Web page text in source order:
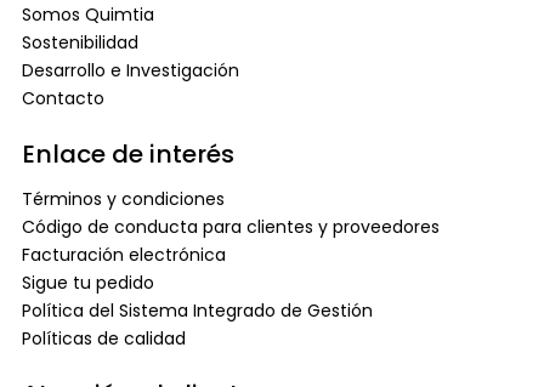
Somos Quimtia
Sostenibilidad
Desarrollo e Investigación
Contacto
Enlace de interés
Términos y condiciones
Código de conducta para clientes y proveedores
Facturación electrónica
Sigue tu pedido
Política del Sistema Integrado de Gestión
Políticas de calidad